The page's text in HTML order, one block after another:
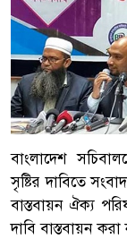
বাংলাদেশ
সৃষ্টির দাবিতে
বাস্তবায়ন ঐক্য
দাবি বাস্তবায়ন